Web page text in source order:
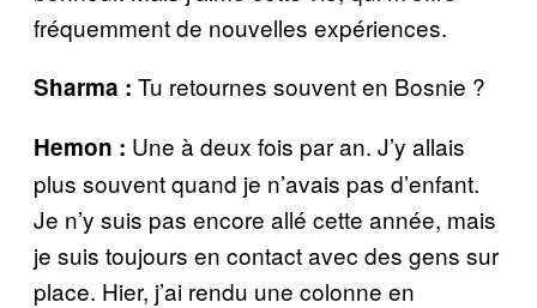
fréquemment de nouvelles expériences.
Sharma : Tu retournes souvent en Bosnie ?
Hemon : Une à deux fois par an. J’y allais
plus souvent quand je n’avais pas d’enfant.
Je n’y suis pas encore allé cette année, mais
je suis toujours en contact avec des gens sur
place. Hier, j’ai rendu une colonne en